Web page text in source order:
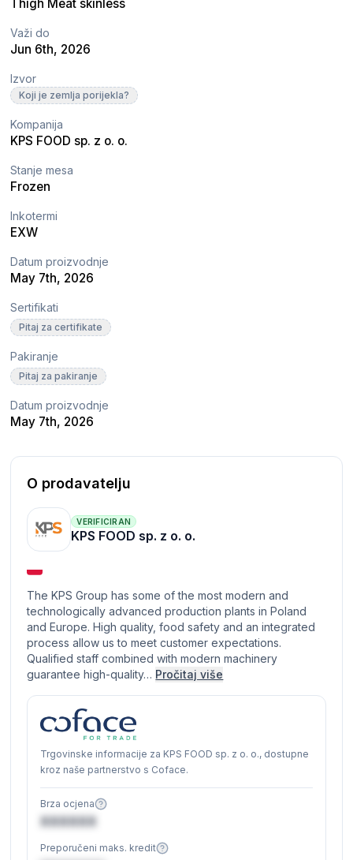
Thigh Meat skinless
Važi do
Jun 6th, 2026
Izvor
Koji je zemlja porijekla?
Kompanija
KPS FOOD sp. z o. o.
Stanje mesa
Frozen
Inkotermi
EXW
Datum proizvodnje
May 7th, 2026
Sertifikati
Pitaj za certifikate
Pakiranje
Pitaj za pakiranje
Datum proizvodnje
May 7th, 2026
O prodavatelju
VERIFICIRAN
KPS FOOD sp. z o. o.
The KPS Group has some of the most modern and
technologically advanced production plants in Poland
and Europe. High quality, food safety and an integrated
process allow us to meet customer expectations.
Qualified staff combined with modern machinery
guarantee high-quality… Pročitaj više
Trgovinske informacije za KPS FOOD sp. z o. o., dostupne
kroz naše partnerstvo s Coface.
Brza ocjena
XXXXXX
Preporučeni maks. kredit